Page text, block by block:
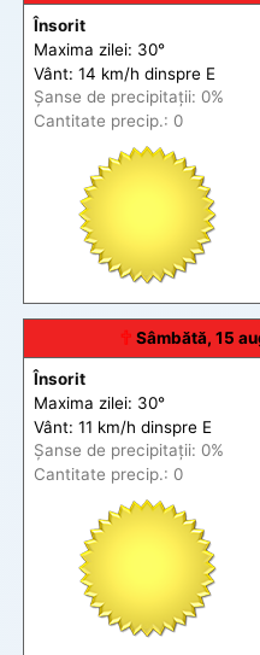
Însorit
Maxima zilei: 30°
Vânt: 14 km/h dinspre E
Șanse de precipitații: 0%
Cantitate precip.: 0
🕆 Sâmbătă, 15
Însorit
Maxima zilei: 30°
Vânt: 11 km/h dinspre E
Șanse de precipitații: 0%
Cantitate precip.: 0